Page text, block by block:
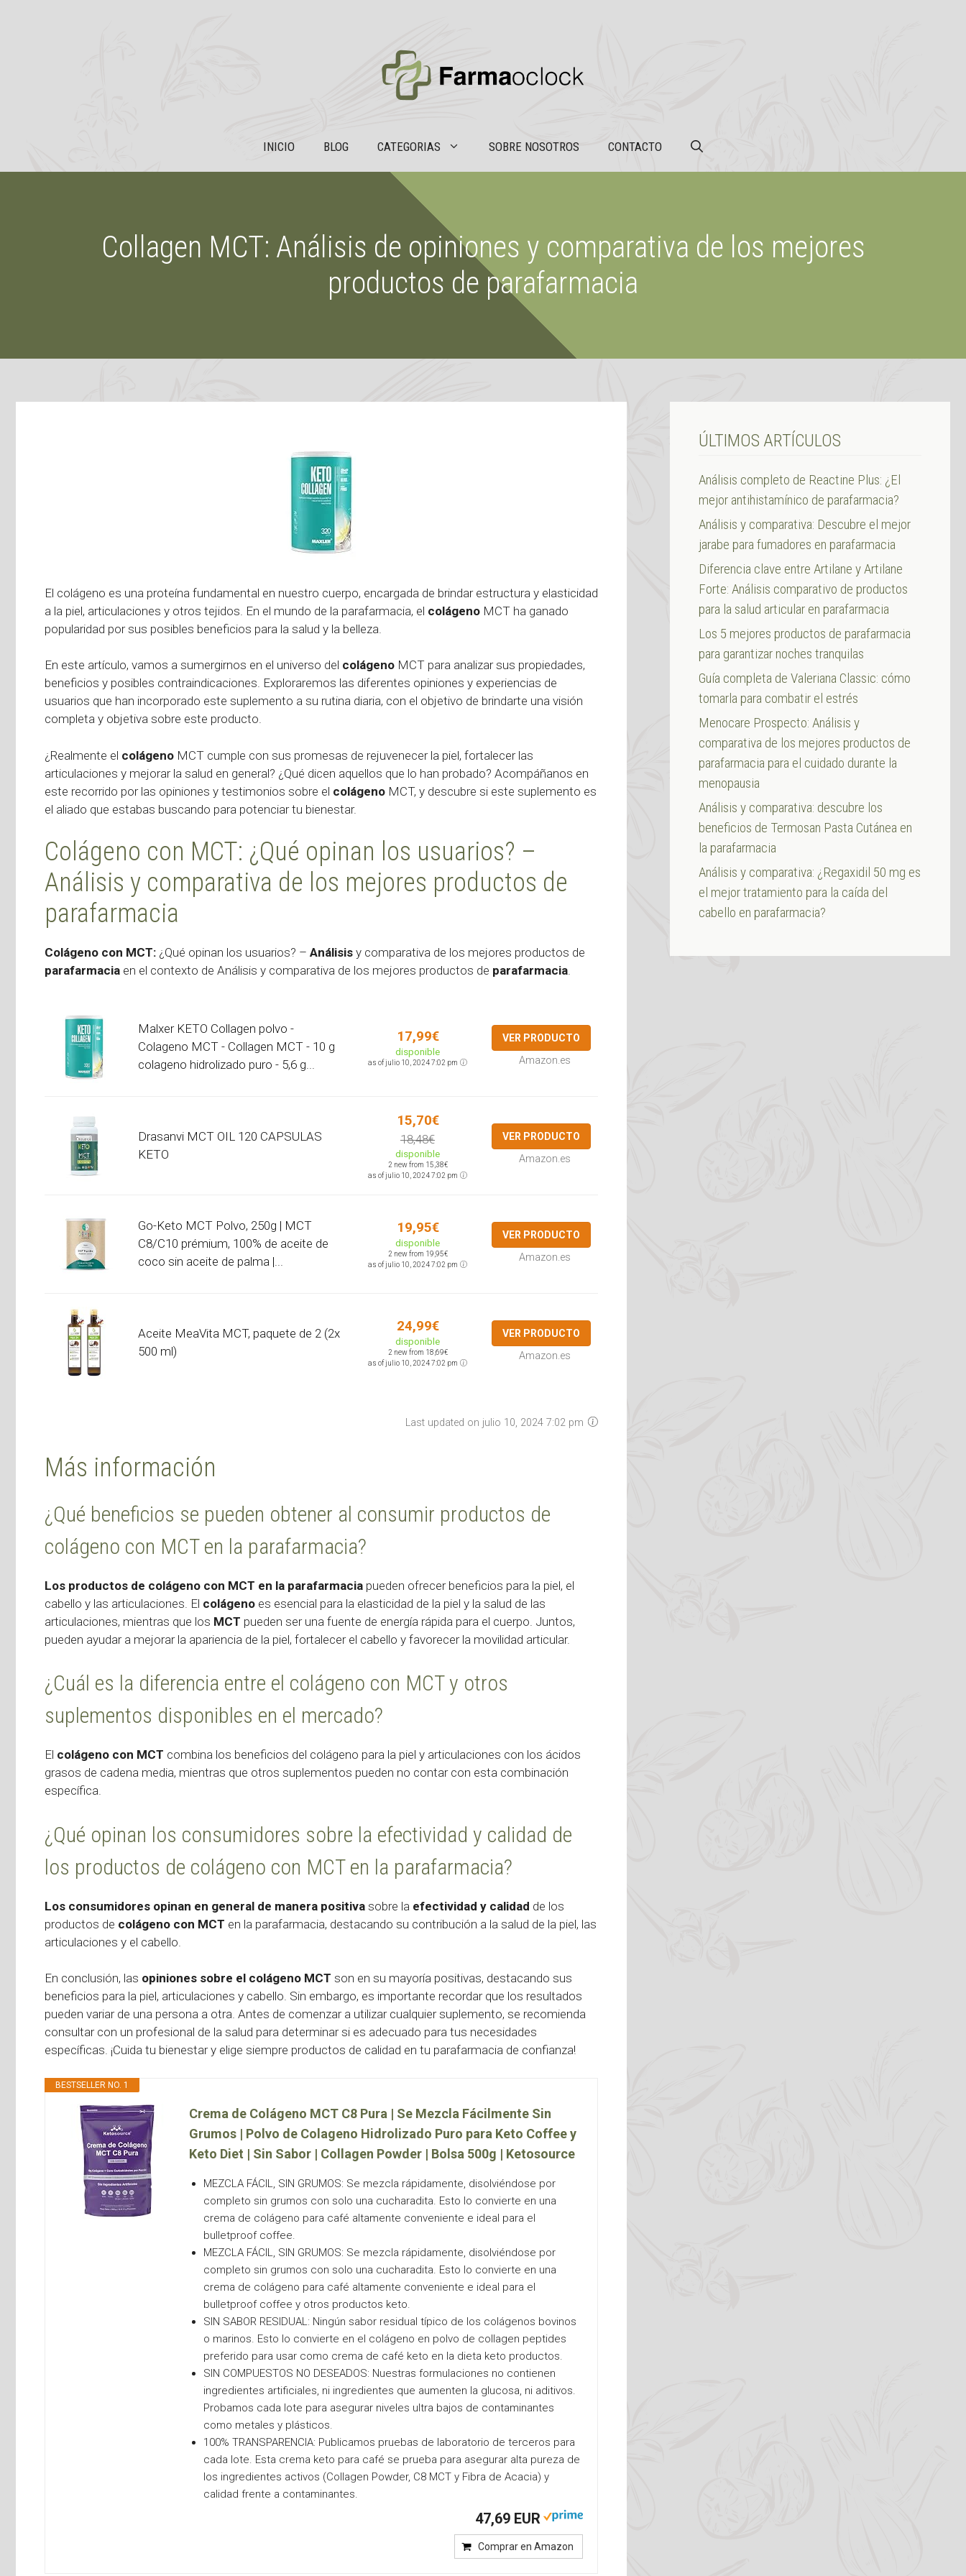
INICIO BLOG CATEGORIAS SOBRE NOSOTROS CONTACTO
Collagen MCT: Análisis de opiniones y comparativa de los mejores
productos de parafarmacia
El colágeno es una proteína fundamental en nuestro cuerpo, encargada de brindar estructura y elasticidad
a la piel, articulaciones y otros tejidos. En el mundo de la parafarmacia, el colágeno MCT ha ganado
popularidad por sus posibles beneficios para la salud y la belleza.
En este artículo, vamos a sumergirnos en el universo del colágeno MCT para analizar sus propiedades,
beneficios y posibles contraindicaciones. Exploraremos las diferentes opiniones y experiencias de
usuarios que han incorporado este suplemento a su rutina diaria, con el objetivo de brindarte una visión
completa y objetiva sobre este producto.
¿Realmente el colágeno MCT cumple con sus promesas de rejuvenecer la piel, fortalecer las
articulaciones y mejorar la salud en general? ¿Qué dicen aquellos que lo han probado? Acompáñanos en
este recorrido por las opiniones y testimonios sobre el colágeno MCT, y descubre si este suplemento es
el aliado que estabas buscando para potenciar tu bienestar.
Colágeno con MCT: ¿Qué opinan los usuarios? –
Análisis y comparativa de los mejores productos de
parafarmacia
Colágeno con MCT: ¿Qué opinan los usuarios? – Análisis y comparativa de los mejores productos de
parafarmacia en el contexto de Análisis y comparativa de los mejores productos de parafarmacia.
Malxer KETO Collagen polvo -
Colageno MCT - Collagen MCT - 10 g
colageno hidrolizado puro - 5,6 g...
17,99€
disponible
as of julio 10, 2024 7:02 pm
VER PRODUCTO
Amazon.es
Drasanvi MCT OIL 120 CAPSULAS
KETO
15,70€
18,48€
disponible
2 new from 15,38€
as of julio 10, 2024 7:02 pm
VER PRODUCTO
Amazon.es
Go-Keto MCT Polvo, 250g | MCT
C8/C10 prémium, 100% de aceite de
coco sin aceite de palma |...
19,95€
disponible
2 new from 19,95€
as of julio 10, 2024 7:02 pm
VER PRODUCTO
Amazon.es
Aceite MeaVita MCT, paquete de 2 (2x
500 ml)
24,99€
disponible
2 new from 18,69€
as of julio 10, 2024 7:02 pm
VER PRODUCTO
Amazon.es
Last updated on julio 10, 2024 7:02 pm
Más información
¿Qué beneficios se pueden obtener al consumir productos de
colágeno con MCT en la parafarmacia?
Los productos de colágeno con MCT en la parafarmacia pueden ofrecer beneficios para la piel, el
cabello y las articulaciones. El colágeno es esencial para la elasticidad de la piel y la salud de las
articulaciones, mientras que los MCT pueden ser una fuente de energía rápida para el cuerpo. Juntos,
pueden ayudar a mejorar la apariencia de la piel, fortalecer el cabello y favorecer la movilidad articular.
¿Cuál es la diferencia entre el colágeno con MCT y otros
suplementos disponibles en el mercado?
El colágeno con MCT combina los beneficios del colágeno para la piel y articulaciones con los ácidos
grasos de cadena media, mientras que otros suplementos pueden no contar con esta combinación
específica.
¿Qué opinan los consumidores sobre la efectividad y calidad de
los productos de colágeno con MCT en la parafarmacia?
Los consumidores opinan en general de manera positiva sobre la efectividad y calidad de los
productos de colágeno con MCT en la parafarmacia, destacando su contribución a la salud de la piel, las
articulaciones y el cabello.
En conclusión, las opiniones sobre el colágeno MCT son en su mayoría positivas, destacando sus
beneficios para la piel, articulaciones y cabello. Sin embargo, es importante recordar que los resultados
pueden variar de una persona a otra. Antes de comenzar a utilizar cualquier suplemento, se recomienda
consultar con un profesional de la salud para determinar si es adecuado para tus necesidades
específicas. ¡Cuida tu bienestar y elige siempre productos de calidad en tu parafarmacia de confianza!
BESTSELLER NO. 1
Crema de Colágeno MCT C8 Pura | Se Mezcla Fácilmente Sin
Grumos | Polvo de Colageno Hidrolizado Puro para Keto Coffee y
Keto Diet | Sin Sabor | Collagen Powder | Bolsa 500g | Ketosource
MEZCLA FÁCIL, SIN GRUMOS: Se mezcla rápidamente, disolviéndose por
completo sin grumos con solo una cucharadita. Esto lo convierte en una
crema de colágeno para café altamente conveniente e ideal para el
bulletproof coffee.
MEZCLA FÁCIL, SIN GRUMOS: Se mezcla rápidamente, disolviéndose por
completo sin grumos con solo una cucharadita. Esto lo convierte en una
crema de colágeno para café altamente conveniente e ideal para el
bulletproof coffee y otros productos keto.
SIN SABOR RESIDUAL: Ningún sabor residual típico de los colágenos bovinos
o marinos. Esto lo convierte en el colágeno en polvo de collagen peptides
preferido para usar como crema de café keto en la dieta keto productos.
SIN COMPUESTOS NO DESEADOS: Nuestras formulaciones no contienen
ingredientes artificiales, ni ingredientes que aumenten la glucosa, ni aditivos.
Probamos cada lote para asegurar niveles ultra bajos de contaminantes
como metales y plásticos.
100% TRANSPARENCIA: Publicamos pruebas de laboratorio de terceros para
cada lote. Esta crema keto para café se prueba para asegurar alta pureza de
los ingredientes activos (Collagen Powder, C8 MCT y Fibra de Acacia) y
calidad frente a contaminantes.
47,69 EUR
Comprar en Amazon
ÚLTIMOS ARTÍCULOS
Análisis completo de Reactine Plus: ¿El
mejor antihistamínico de parafarmacia?
Análisis y comparativa: Descubre el mejor
jarabe para fumadores en parafarmacia
Diferencia clave entre Artilane y Artilane
Forte: Análisis comparativo de productos
para la salud articular en parafarmacia
Los 5 mejores productos de parafarmacia
para garantizar noches tranquilas
Guía completa de Valeriana Classic: cómo
tomarla para combatir el estrés
Menocare Prospecto: Análisis y
comparativa de los mejores productos de
parafarmacia para el cuidado durante la
menopausia
Análisis y comparativa: descubre los
beneficios de Termosan Pasta Cutánea en
la parafarmacia
Análisis y comparativa: ¿Regaxidil 50 mg es
el mejor tratamiento para la caída del
cabello en parafarmacia?